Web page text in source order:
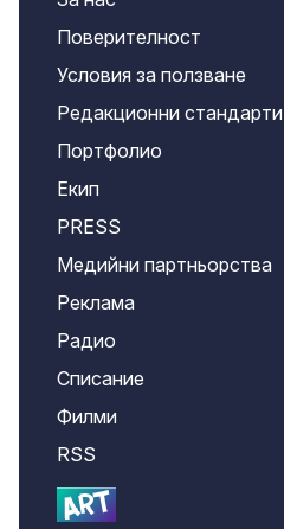
Поверителност
Условия за ползване
Редакционни стандарти
Портфолио
Екип
PRESS
Медийни партньорства
Реклама
Радио
Списание
Филми
RSS